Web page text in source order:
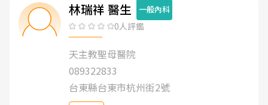
林瑞祥 醫生 一般內科
0人評鑑
天主教聖母醫院
089322833
台東縣台東市杭州街2號